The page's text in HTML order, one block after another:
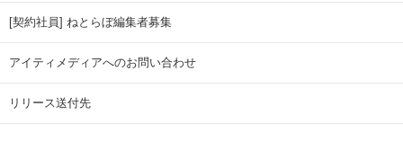
[契約社員] ねとらぼ編集者募集
アイティメディアへのお問い合わせ
リリース送付先